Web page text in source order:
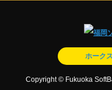
ホーク
Copyright © Fukuoka